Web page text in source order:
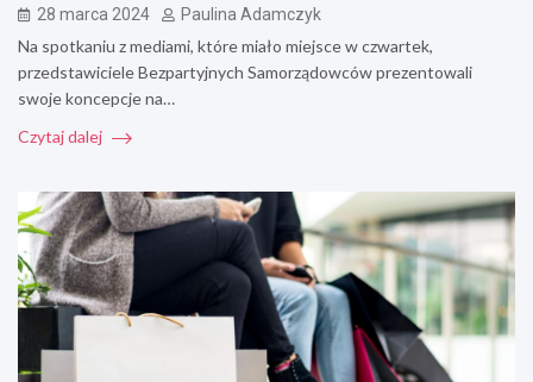
28 marca 2024 Paulina Adamczyk
Na spotkaniu z mediami, które miało miejsce w czwartek,
przedstawiciele Bezpartyjnych Samorządowców prezentowali
swoje koncepcje na…
Czytaj dalej